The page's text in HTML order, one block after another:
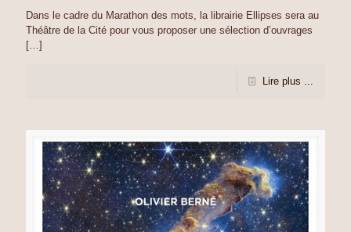
Dans le cadre du Marathon des mots, la librairie Ellipses sera au
Théâtre de la Cité pour vous proposer une sélection d’ouvrages
[…]
Lire plus ...